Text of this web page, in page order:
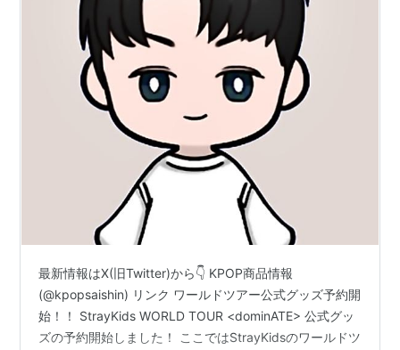
最新情報はX(旧Twitter)から👇 KPOP商品情報
(@kpopsaishin) リンク ワールドツアー公式グッズ予約開
始！！ StrayKids WORLD TOUR <dominATE> 公式グッ
ズの予約開始しました！ ここではStrayKidsのワールドツ